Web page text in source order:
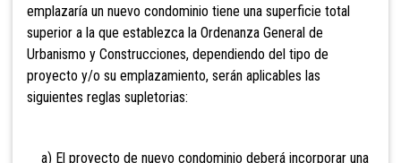
emplazaría un nuevo condominio tiene una superficie total
superior a la que establezca la Ordenanza General de
Urbanismo y Construcciones, dependiendo del tipo de
proyecto y/o su emplazamiento, serán aplicables las
siguientes reglas supletorias:
a) El proyecto de nuevo condominio deberá incorporar una